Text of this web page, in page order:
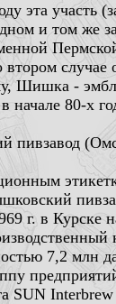
эта участь
и том же
случае о
Шишка -
80-х
г. в Курске
7,2 млн
SUN